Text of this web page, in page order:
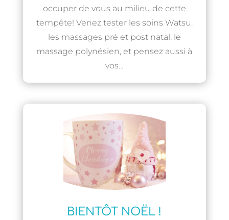
occuper de vous au milieu de cette
tempête! Venez tester les soins Watsu,
les massages pré et post natal, le
massage polynésien, et pensez aussi à
vos...
BIENTÔT NOËL !